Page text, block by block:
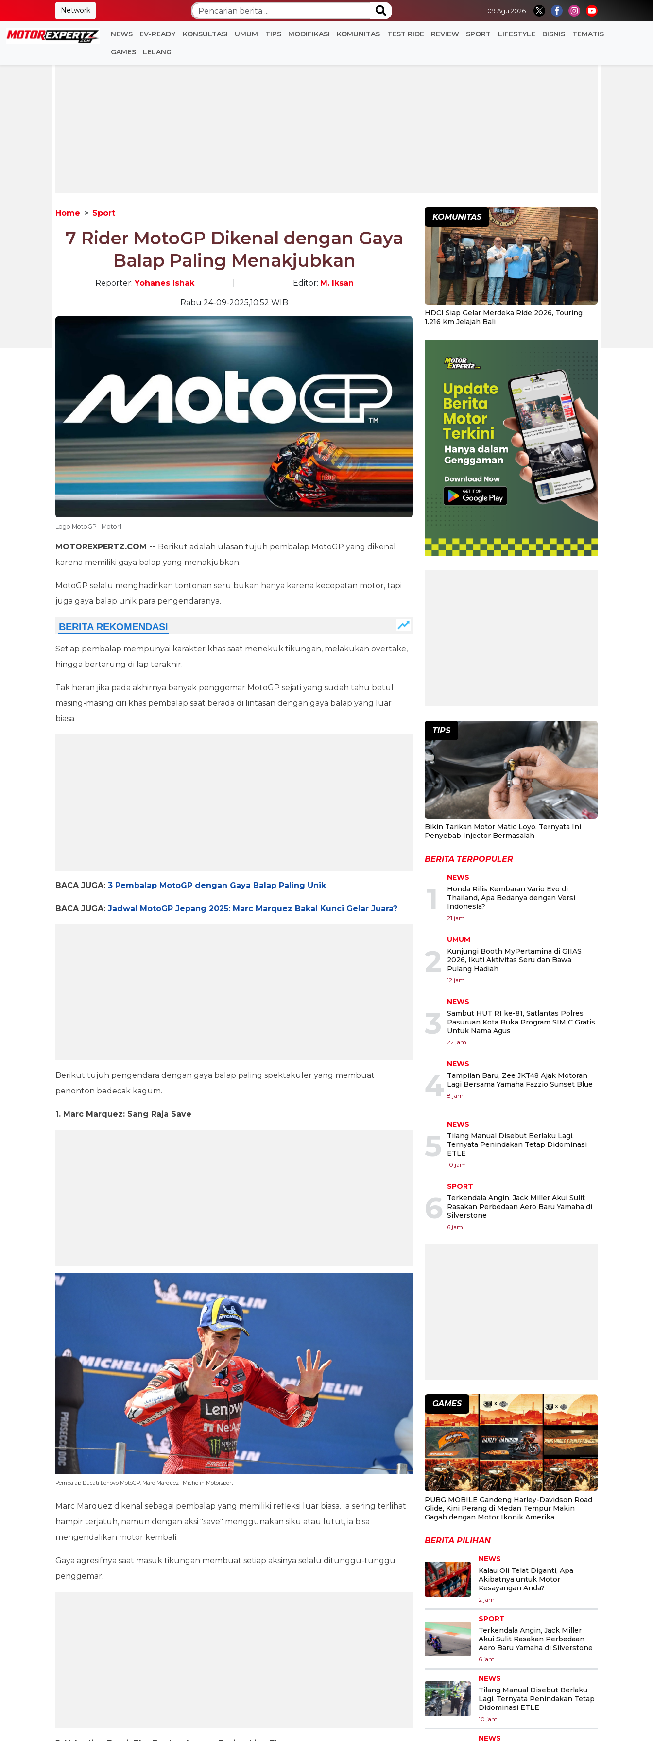
Network 09 Agu 2026
NEWS EV-READY KONSULTASI UMUM TIPS MODIFIKASI KOMUNITAS TEST RIDE REVIEW SPORT LIFESTYLE BISNIS TEMATIS
GAMES LELANG
Home Sport
7 Rider MotoGP Dikenal dengan Gaya
Balap Paling Menakjubkan
Reporter:Yohanes Ishak Editor: M. Iksan
Rabu 24-09-2025,10:52 WIB
Logo MotoGP--Motor1
MOTOREXPERTZ.COM -- Berikut adalah ulasan tujuh pembalap MotoGP yang dikenal
karena memiliki gaya balap yang menakjubkan.
MotoGP selalu menghadirkan tontonan seru bukan hanya karena kecepatan motor, tapi
juga gaya balap unik para pengendaranya.
Setiap pembalap mempunyai karakter khas saat menekuk tikungan, melakukan overtake,
hingga bertarung di lap terakhir.
Tak heran jika pada akhirnya banyak penggemar MotoGP sejati yang sudah tahu betul
masing-masing ciri khas pembalap saat berada di lintasan dengan gaya balap yang luar
biasa.
BACA JUGA: 3 Pembalap MotoGP dengan Gaya Balap Paling Unik
BACA JUGA: Jadwal MotoGP Jepang 2025: Marc Marquez Bakal Kunci Gelar Juara?
Berikut tujuh pengendara dengan gaya balap paling spektakuler yang membuat
penonton bedecak kagum.
1. Marc Marquez: Sang Raja Save
Pembalap Ducati Lenovo MotoGP, Marc Marquez--Michelin Motorsport
Marc Marquez dikenal sebagai pembalap yang memiliki refleksi luar biasa. Ia sering terlihat
hampir terjatuh, namun dengan aksi "save" menggunakan siku atau lutut, ia bisa
mengendalikan motor kembali.
Gaya agresifnya saat masuk tikungan membuat setiap aksinya selalu ditunggu-tunggu
penggemar.
KOMUNITAS
HDCI Siap Gelar Merdeka Ride 2026, Touring
1.216 Km Jelajah Bali
TIPS
Bikin Tarikan Motor Matic Loyo, Ternyata Ini
Penyebab Injector Bermasalah
BERITA TERPOPULER
1
NEWS
Honda Rilis Kembaran Vario Evo di
Thailand, Apa Bedanya dengan Versi
Indonesia?
21 jam
2
UMUM
Kunjungi Booth MyPertamina di GIIAS
2026, Ikuti Aktivitas Seru dan Bawa
Pulang Hadiah
12 jam
3
NEWS
Sambut HUT RI ke-81, Satlantas Polres
Pasuruan Kota Buka Program SIM C Gratis
Untuk Nama Agus
22 jam
4
NEWS
Tampilan Baru, Zee JKT48 Ajak Motoran
Lagi Bersama Yamaha Fazzio Sunset Blue
8 jam
5
NEWS
Tilang Manual Disebut Berlaku Lagi,
Ternyata Penindakan Tetap Didominasi
ETLE
10 jam
6
SPORT
Terkendala Angin, Jack Miller Akui Sulit
Rasakan Perbedaan Aero Baru Yamaha di
Silverstone
6 jam
GAMES
PUBG MOBILE Gandeng Harley-Davidson Road
Glide, Kini Perang di Medan Tempur Makin
Gagah dengan Motor Ikonik Amerika
BERITA PILIHAN
NEWS
Kalau Oli Telat Diganti, Apa
Akibatnya untuk Motor
Kesayangan Anda?
2 jam
SPORT
Terkendala Angin, Jack Miller
Akui Sulit Rasakan Perbedaan
Aero Baru Yamaha di Silverstone
6 jam
NEWS
Tilang Manual Disebut Berlaku
Lagi, Ternyata Penindakan Tetap
Didominasi ETLE
10 jam
NEWS